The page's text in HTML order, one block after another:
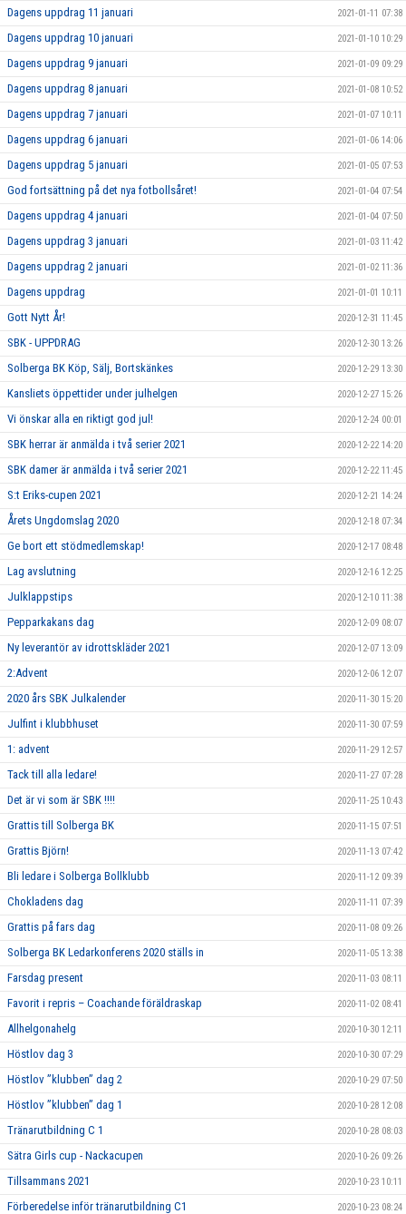
Dagens uppdrag 11 januari 2021-01-11 07:38
Dagens uppdrag 10 januari 2021-01-10 10:29
Dagens uppdrag 9 januari 2021-01-09 09:29
Dagens uppdrag 8 januari 2021-01-08 10:52
Dagens uppdrag 7 januari 2021-01-07 10:11
Dagens uppdrag 6 januari 2021-01-06 14:06
Dagens uppdrag 5 januari 2021-01-05 07:53
God fortsättning på det nya fotbollsåret! 2021-01-04 07:54
Dagens uppdrag 4 januari 2021-01-04 07:50
Dagens uppdrag 3 januari 2021-01-03 11:42
Dagens uppdrag 2 januari 2021-01-02 11:36
Dagens uppdrag 2021-01-01 10:11
Gott Nytt År! 2020-12-31 11:45
SBK - UPPDRAG 2020-12-30 13:26
Solberga BK Köp, Sälj, Bortskänkes 2020-12-29 13:30
Kansliets öppettider under julhelgen 2020-12-27 15:26
Vi önskar alla en riktigt god jul! 2020-12-24 00:01
SBK herrar är anmälda i två serier 2021 2020-12-22 14:20
SBK damer är anmälda i två serier 2021 2020-12-22 11:45
S:t Eriks-cupen 2021 2020-12-21 14:24
Årets Ungdomslag 2020 2020-12-18 07:34
Ge bort ett stödmedlemskap! 2020-12-17 08:48
Lag avslutning 2020-12-16 12:25
Julklappstips 2020-12-10 11:38
Pepparkakans dag 2020-12-09 08:07
Ny leverantör av idrottskläder 2021 2020-12-07 13:09
2:Advent 2020-12-06 12:07
2020 års SBK Julkalender 2020-11-30 15:20
Julfint i klubbhuset 2020-11-30 07:59
1: advent 2020-11-29 12:57
Tack till alla ledare! 2020-11-27 07:28
Det är vi som är SBK !!!! 2020-11-25 10:43
Grattis till Solberga BK 2020-11-15 07:51
Grattis Björn! 2020-11-13 07:42
Bli ledare i Solberga Bollklubb 2020-11-12 09:39
Chokladens dag 2020-11-11 07:39
Grattis på fars dag 2020-11-08 09:26
Solberga BK Ledarkonferens 2020 ställs in 2020-11-05 13:38
Farsdag present 2020-11-03 08:11
Favorit i repris – Coachande föräldraskap 2020-11-02 08:41
Allhelgonahelg 2020-10-30 12:11
Höstlov dag 3 2020-10-30 07:29
Höstlov ”klubben” dag 2 2020-10-29 07:50
Höstlov ”klubben” dag 1 2020-10-28 12:08
Tränarutbildning C 1 2020-10-28 08:03
Sätra Girls cup - Nackacupen 2020-10-26 09:26
Tillsammans 2021 2020-10-23 10:11
Förberedelse inför tränarutbildning C1 2020-10-23 08:24